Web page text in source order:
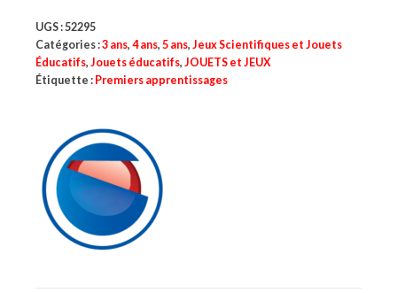
UGS :52295
Catégories :3 ans, 4 ans, 5 ans, Jeux Scientifiques et Jouets
Éducatifs, Jouets éducatifs, JOUETS et JEUX
Étiquette : Premiers apprentissages